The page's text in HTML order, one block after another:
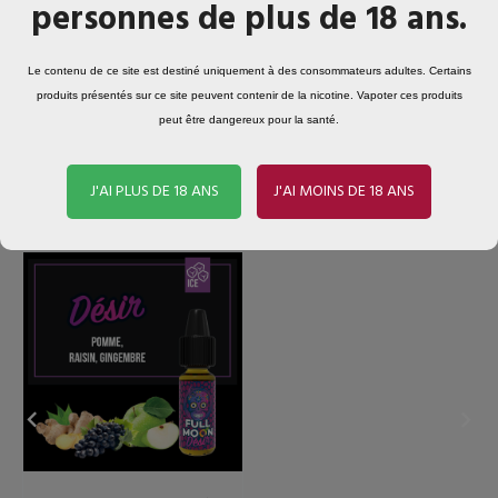
personnes de plus de 18 ans.
Le contenu de ce site est destiné uniquement à des consommateurs adultes. Certains
produits présentés sur ce site peuvent contenir de la nicotine. Vapoter ces produits
peut être dangereux pour la santé.
J'AI PLUS DE 18 ANS J'AI MOINS DE 18 ANS
Conditionné en France
Les clients qui ont acheté ce produit ont
également acheté...
